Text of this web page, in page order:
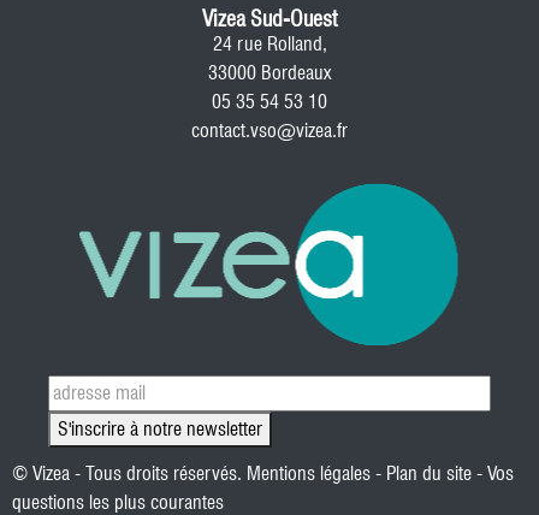
Vizea Sud-Ouest
24 rue Rolland,
33000 Bordeaux
05 35 54 53 10
contact.vso@vizea.fr
S'inscrire à notre newsletter
© Vizea - Tous droits réservés. Mentions légales - Plan du site - Vos
questions les plus courantes